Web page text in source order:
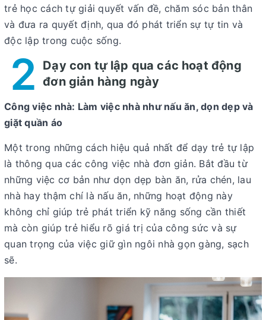
trẻ học cách tự giải quyết vấn đề, chăm sóc bản thân
và đưa ra quyết định, qua đó phát triển sự tự tin và
độc lập trong cuộc sống.
2
Dạy con tự lập qua các hoạt động
đơn giản hàng ngày
Công việc nhà: Làm việc nhà như nấu ăn, dọn dẹp và
giặt quần áo
Một trong những cách hiệu quả nhất để dạy trẻ tự lập
là thông qua các công việc nhà đơn giản. Bắt đầu từ
những việc cơ bản như dọn dẹp bàn ăn, rửa chén, lau
nhà hay thậm chí là nấu ăn, những hoạt động này
không chỉ giúp trẻ phát triển kỹ năng sống cần thiết
mà còn giúp trẻ hiểu rõ giá trị của công sức và sự
quan trọng của việc giữ gìn ngôi nhà gọn gàng, sạch
sẽ.